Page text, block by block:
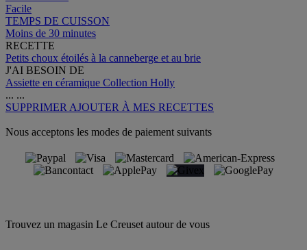
Facile
TEMPS DE CUISSON
Moins de 30 minutes
RECETTE
Petits choux étoilés à la canneberge et au brie
J'AI BESOIN DE
Assiette en céramique Collection Holly
... ...
SUPPRIMER AJOUTER À MES RECETTES
Nous acceptons les modes de paiement suivants
Trouvez un magasin Le Creuset autour de vous